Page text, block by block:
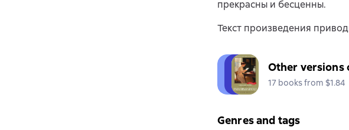
прекрасны и бесценны.
Текст произведения
Other versions
17 books from $1.84
Genres and tags